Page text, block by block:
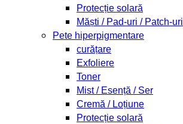
Protecție solară
Măști / Pad-uri / Patch-uri
Pete hiperpigmentare
curățare
Exfoliere
Toner
Mist / Esență / Ser
Cremă / Loțiune
Protecție solară